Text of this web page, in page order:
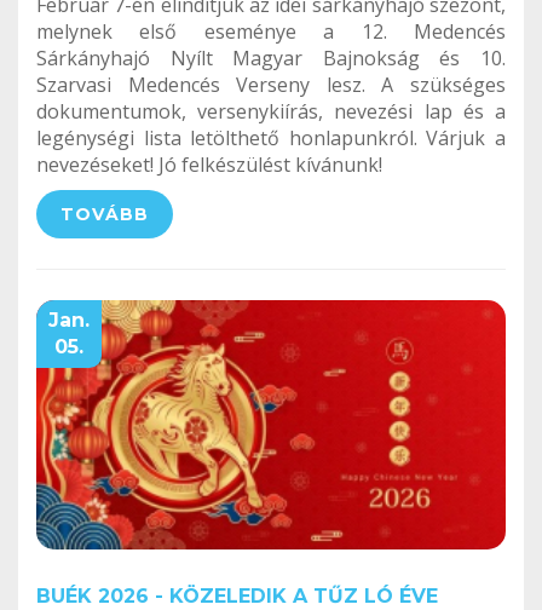
melynek első eseménye a 12. Medencés
Sárkányhajó Nyílt Magyar Bajnokság és 10.
Szarvasi Medencés Verseny lesz. A szükséges
dokumentumok, versenykiírás, nevezési lap és a
legénységi lista letölthető honlapunkról. Várjuk a
nevezéseket! Jó felkészülést kívánunk!
TOVÁBB
Jan.
05.
BUÉK 2026 - KÖZELEDIK A TŰZ LÓ ÉVE